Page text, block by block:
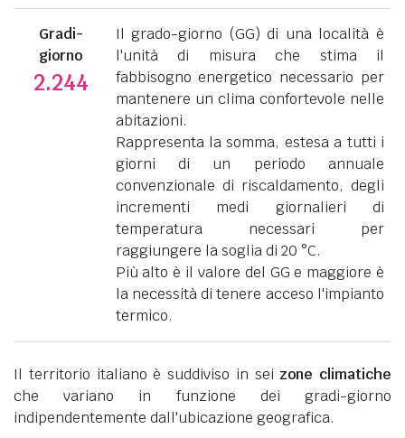
Gradi-
giorno
2.244
Il grado-giorno (GG) di una località è
l'unità di misura che stima il
fabbisogno energetico necessario per
mantenere un clima confortevole nelle
abitazioni.
Rappresenta la somma, estesa a tutti i
giorni di un periodo annuale
convenzionale di riscaldamento, degli
incrementi medi giornalieri di
temperatura necessari per
raggiungere la soglia di 20 °C.
Più alto è il valore del GG e maggiore è
la necessità di tenere acceso l'impianto
termico.
Il territorio italiano è suddiviso in sei zone climatiche
che variano in funzione dei gradi-giorno
indipendentemente dall'ubicazione geografica.